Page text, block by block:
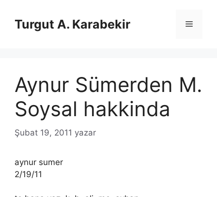
Turgut A. Karabekir Menü
Aynur Sümerden M.
Soysal hakkinda
Şubat 19, 2011 yazar
aynur sumer
2/19/11